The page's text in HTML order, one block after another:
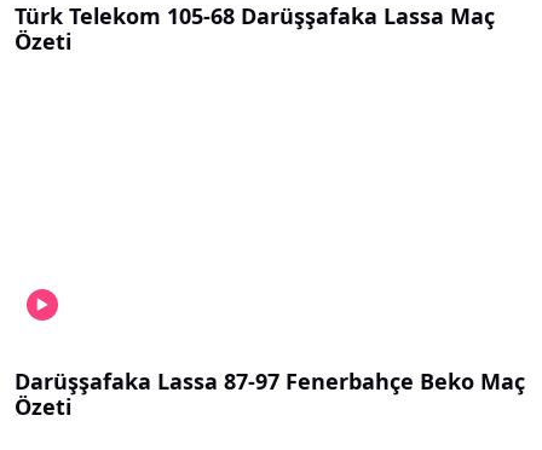
Türk Telekom 105-68 Darüşşafaka Lassa Maç
Özeti
Darüşşafaka Lassa 87-97 Fenerbahçe Beko Maç
Özeti